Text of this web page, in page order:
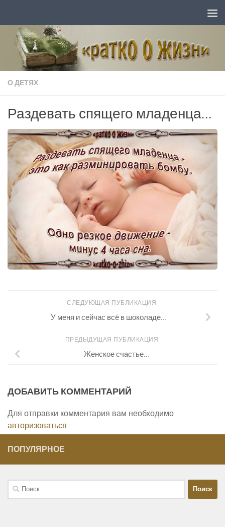
О ДЕТЯХ
Раздевать спящего младенца…
СЛЕДУЮЩАЯ ПУБЛИКАЦИЯ
У меня и сейчас всё в шоколаде…
ПРЕДЫДУЩАЯ ПУБЛИКАЦИЯ
Женское счастье…
ДОБАВИТЬ КОММЕНТАРИЙ
Для отправки комментария вам необходимо
авторизоваться
ПОПУЛЯРНОЕ
Найти: